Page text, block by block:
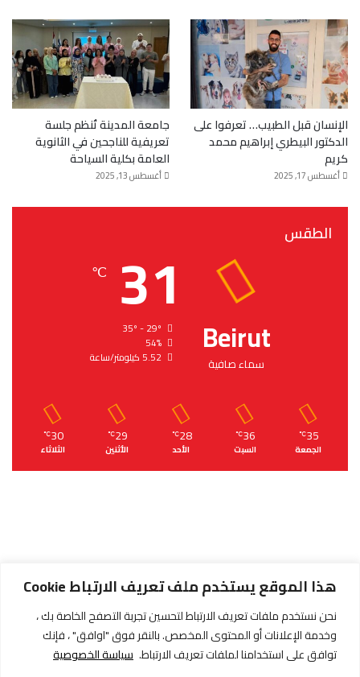
هذا الموقع يستخدم ملف تعريف الارتباط Cookie
نحن نستخدم ملفات تعريف الارتباط لتحسين تجربة التصفح الخاصة بك ،
وخدمة الإعلانات أو المحتوى المخصص. بالنقر فوق "اوافق" ، فإنك
توافق على استخدامنا لملفات تعريف الارتباط. سياسة الخصوصية
الإنسان قبل الطبيب… تعرفوا على
الدكتور البيطري إبراهيم محمد
كريم
أغسطس 17, 2025
جامعة المدينة تُنظم جلسة
تعريفية للناجحين في الثانوية
العامة بكلية السياحة
أغسطس 13, 2025
الطقس
Beirut
سماء صافية
31
℃
54%
5.52 كيلومتر/ساعة
35
℃
الجمعة
36
℃
السبت
28
℃
الأحد
29
℃
الأثنين
30
℃
الثلاثاء
جميع الحقوق محفوظة © 2026 - حدث أونلاين | تصميم وتطوير IWORQS